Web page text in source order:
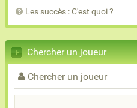
Les succès : C'est quoi ?
Chercher un joueur
Chercher un joueur